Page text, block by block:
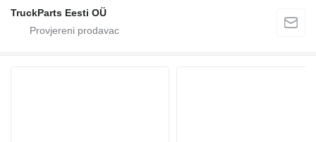
TruckParts Eesti OÜ